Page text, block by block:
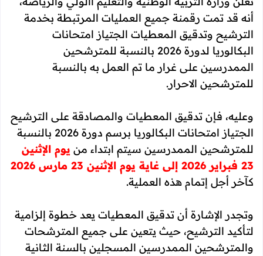
أنه قد تمت رقمنة جميع العمليات المرتبطة بخدمة
الترشيح وتدقيق المعطيات الجتياز امتحانات
البكالوريا لدورة 2026 بالنسبة للمترشحين
الممدرسين على غرار ما تم العمل به بالنسبة
للمترشحين الاحرار.
وعليه، فإن تدقيق المعطيات والمصادقة على الترشيح
الجتياز امتحانات البكالوريا برسم دورة 2026 بالنسبة
للمترشحين الممدرسين سيتم ابتداء من يوم الإثنين
23 فبراير 2026 إلى غاية يوم الإثنين 23 مارس 2026
كآخر أجل إتمام هذه العملية.
وتجدر الإشارة أن تدقيق المعطيات يعد خطوة إلزامية
لتأكيد الترشيح، حيث يتعين على جميع المترشحات
والمترشحين الممدرسين المسجلين بالسنة الثانية